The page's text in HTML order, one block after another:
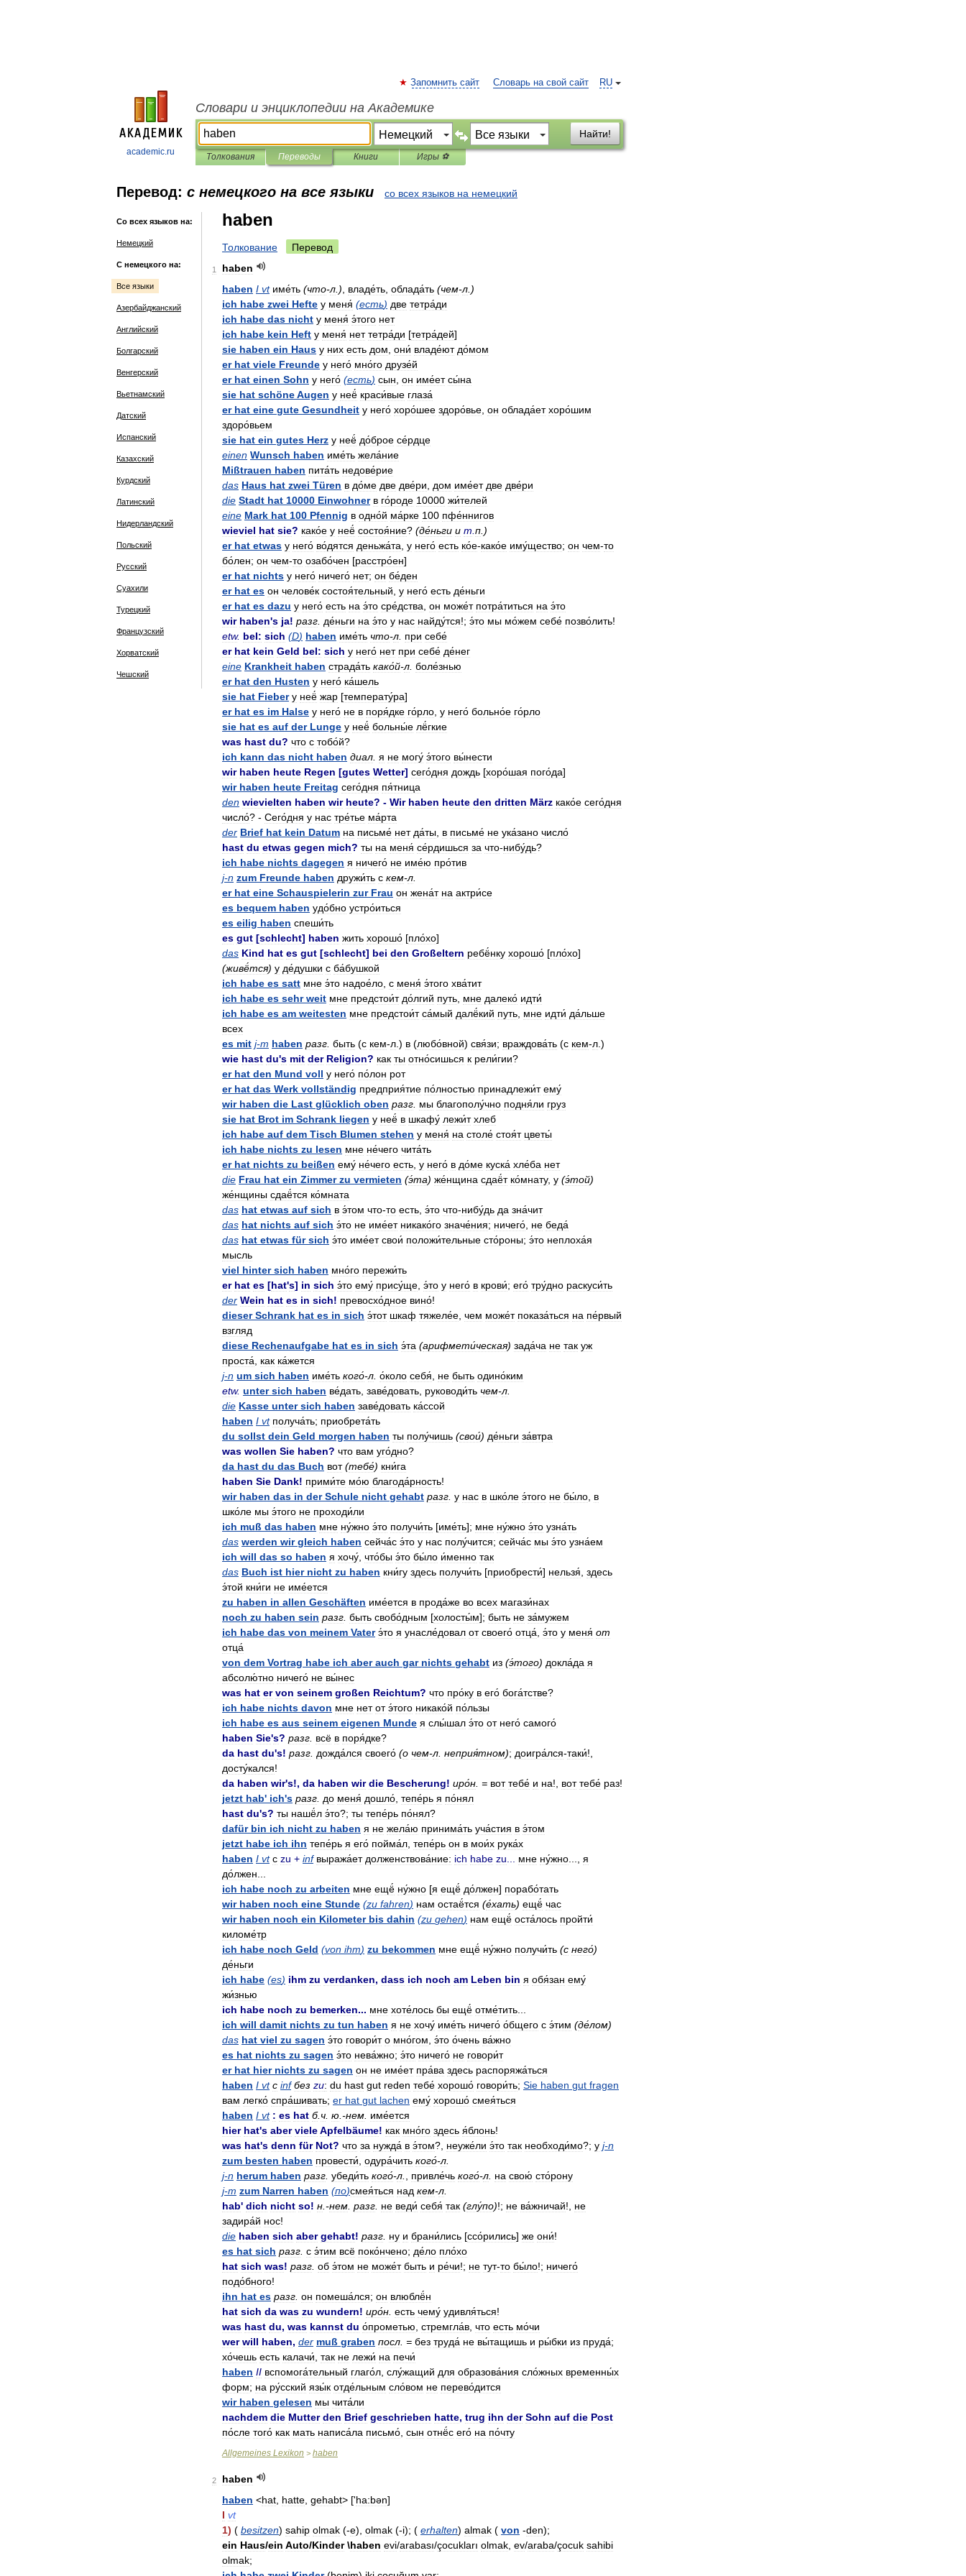
academic.ru
RU
Запомнить сайт Словарь на свой сайт
Словари и энциклопедии на Академике
Найти!
Толкования Переводы Книги Игры ⚽
Перевод: с немецкого на все языки со всех языков на немецкий
Со всех языков на:
Немецкий
С немецкого на:
Все языки
Азербайджанский
Английский
Болгарский
Венгерский
Вьетнамский
Датский
Испанский
Казахский
Курдский
Латинский
Нидерландский
Польский
Русский
Суахили
Турецкий
Французский
Хорватский
Чешский
haben
Толкование Перевод
1
haben
haben I vt име́ть (что-л .) владе́ть облада́ть (чем-л .)
ich habe zwei Hefte у меня́ (есть) две тетра́ди
ich habe das nicht у меня́ э́того нет
ich habe kein Heft у меня́ нет тетра́ди [тетра́дей]
sie haben ein Haus у них есть дом они́ владе́ют до́мом
er hat viele Freunde у него́ мно́го друзе́й
er hat einen Sohn у него́ (есть) сын он име́ет сы́на
sie hat schöneAugen у неё́ краси́вые глаза́
er hat eine gute Gesundheit у него́ хоро́шее здоро́вье он облада́ет хоро́шим
здоро́вьем
sie hat ein gutes Herz у неё́ до́брое се́рдце
einen Wunsch haben име́ть жела́ние
Mißtrauen haben пита́ть недове́рие
das Haus hat zwei Türen в до́ме две две́ри дом име́ет две две́ри
die Stadt hat 10000 Einwohner в го́роде 10000 жи́телей
eine Mark hat 100 Pfennig в одно́й ма́рке 100 пфе́ннигов
wieviel hat sie? како́е у неё́ состоя́ние? (де́ньги и m п .)
er hat etwas у него́ во́дятся деньжа́та у него́ есть ко́е-како́е иму́щество; он чем-то
бо́лен; он чем-то озабо́чен [расстро́ен]
er hat nichts у него́ ничего́ нет; он бе́ден
er hat es он челове́к состоя́тельный у него́ есть де́ньги
er hat es dazu у него́ есть на э́то сре́дства он може́т потра́титься на э́то
wir haben's ja! разг де́ньги на э́то у нас найду́тся!; э́то мы мо́жем себе́ позво́лить!
etw. beI: sich (D) haben име́ть что-л при себе́
er hat kein Geld beI: sich у него́ нет при себе́ де́нег
eine Krankheit haben страда́ть како́й-л боле́знью
er hat den Husten у него́ ка́шель
sie hat Fieber у неё́ жар [температу́ра]
er hat es im Halse у него́ не в поря́дке го́рло у него́ больно́е го́рло
sie hat es auf der Lunge у неё́ больны́е лё́гкие
was hast du? что с тобо́й?
ich kann das nicht haben диал я не могу́ э́того вы́нести
wir haben heute Regen [gutes Wetter] сего́дня дождь [хоро́шая пого́да]
wir haben heute Freitag сего́дня пя́тница
den wievielten haben wir heute? - Wir haben heute den dritten März како́е сего́дня
число́? - Сего́дня у нас тре́тье ма́рта
der Brief hat kein Datum на письме́ нет да́ты в письме́ не ука́зано число́
hast du etwas gegen mich? ты на меня́ се́рдишься за что-нибу́дь?
ich habe nichts dagegen я ничего́ не име́ю про́тив
j-n zum Freunde haben дружи́ть с кем-л
er hat eine Schauspielerin zur Frau он жена́т на актри́се
es bequem haben удо́бно устро́иться
es eilig haben спеши́ть
es gut [schlecht] haben жить хорошо́ [пло́хо]
das Kind hat es gut [schlecht] bei den Großeltern ребё́нку хорошо́ [пло́хо]
(живё́тся) у де́душки с ба́бушкой
ich habe es satt мне э́то надое́ло с меня́ э́того хва́тит
ich habe es sehr weit мне предстои́т до́лгий путь мне далеко́ идти́
ich habe es am weitesten мне предстои́т са́мый далё́кий путь мне идти́ да́льше
всех
es mit j-m haben разг быть (с кем-л .) в (любо́вной) свя́зи; враждова́ть (с кем-л .)
wie hast du's mit der Religion? как ты отно́сишься к рели́гии?
er hat den Mund voll у него́ по́лон рот
er hat das Werk vollständig предприя́тие по́лностью принадлежи́т ему́
wir haben die Last glücklich oben разг мы благополу́чно подня́ли груз
sie hat Brot im Schrank liegen у неё́ в шкафу́ лежи́т хлеб
ich habe auf dem Tisch Blumen stehen у меня́ на столе́ стоя́т цветы́
ich habe nichts zu lesen мне не́чего чита́ть
er hat nichts zu beißen ему́ не́чего есть у него́ в до́ме куска́ хле́ба нет
die Frau hat ein Zimmer zu vermieten (э́та) же́нщина сдаё́т ко́мнату, у (э́той)
же́нщины сдаё́тся ко́мната
das hat etwas auf sich в э́том что-то есть э́то что-нибу́дь да зна́чит
das hat nichts auf sich э́то не име́ет никако́го значе́ния; ничего́ не беда́
das hat etwas für sich э́то име́ет свои́ положи́тельные сто́роны; э́то неплоха́я
мысль
viel hinter sich haben мно́го пережи́ть
er hat es [hat's] in sich э́то ему́ прису́ще э́то у него́ в крови́; его́ тру́дно раскуси́ть
der Wein hat es in sich! превосхо́дное вино́!
dieser Schrank hat es in sich э́тот шкаф тяжеле́е чем може́т показа́ться на пе́рвый
взгляд
diese Rechenaufgabe hat es in sich э́та (арифмети́ческая) зада́ча не так уж
проста́
как ка́жется
j-n um sich haben име́ть кого́-л о́коло себя́ не быть одино́ким
etw. unter sich haben ве́дать заве́довать руководи́ть чем-л
die Kasse unter sich haben заве́довать ка́ссой
haben I vt получа́ть; приобрета́ть
du sollst dein Geld morgen haben ты полу́чишь (свои́) де́ньги за́втра
was wollen Sie haben? что вам уго́дно?
da hast du das Buch вот (тебе́) кни́га
haben Sie Dank! прими́те мо́ю благода́рность!
wir haben das in der Schule nicht gehabt разг у нас в шко́ле э́того не бы́ло в
шко́ле мы э́того не проходи́ли
ich muß das haben мне ну́жно э́то получи́ть [име́ть]; мне ну́жно э́то узна́ть
das werden wir gleich haben сейча́с э́то у нас полу́чится; сейча́с мы э́то узна́ем
ich will das so haben я хочу́ что́бы э́то бы́ло и́менно так
das Buch ist hier nicht zu haben кни́гу здесь получи́ть [приобрести́] нельзя́ здесь
э́той кни́ги не име́ется
zu haben in allen Geschäften име́ется в прода́же во всех магази́нах
noch zu haben sein разг быть свобо́дным [холосты́м]; быть не за́мужем
ich habe das von meinem Vater э́то я унасле́довал от своего́ отца́ э́то у меня́ от
отца́
von dem Vortrag habe ich aber auch gar nichts gehabt из (э́того) докла́да я
абсолю́тно ничего́ не вы́нес
was hat er von seinem großen Reichtum? что про́ку в его́ бога́тстве?
ich habe nichts davon мне нет от э́того никако́й по́льзы
ich habe es aus seinem eigenen Munde я слы́шал э́то от него́ самого́
haben Sie's? разг всё в поря́дке?
da hast du's! разг дожда́лся своего́ (о чем-л неприя́тном); доигра́лся-таки́!,
досту́кался!
da haben wir's!, da haben wir die Bescherung! иро́н . = вот тебе́ и на!, вот тебе́ раз!
jetzt hab' ich's разг до меня́ дошло́ тепе́рь я по́нял
hast du's? ты нашё́л э́то?; ты тепе́рь по́нял?
dafür bin ich nicht zu haben я не жела́ю принима́ть уча́стия в э́том
jetzt habe ich ihn тепе́рь я его́ пойма́л тепе́рь он в мои́х рука́х
haben I vt с zu + inf выража́ет долженствова́ние: ich habe zu мне ну́жно
я
до́лжен
ich habe noch zu arbeiten мне ещё́ ну́жно [я ещё́ до́лжен] порабо́тать
wir haben noch eine Stunde (zu fahren) нам остаё́тся (е́хать) ещё́ час
wir haben noch ein Kilometer bis dahin (zu gehen) нам ещё́ оста́лось пройти́
киломе́тр
ich habe noch Geld (von ihm) zu bekommen мне ещё́ ну́жно получи́ть (с него́)
де́ньги
ich habe (es) ihm zu verdanken, dass ich noch am Leben bin я обя́зан ему́
жи́знью
ich habe noch zu bemerken... мне хоте́лось бы ещё́ отме́тить
ich will damit nichts zu tun haben я не хочу́ име́ть ничего́ о́бщего с э́тим (де́лом)
das hat viel zu sagen э́то говори́т о мно́гом э́то о́чень ва́жно
es hat nichts zu sagen э́то нева́жно; э́то ничего́ не говори́т
er hat hier nichts zu sagen он не име́ет пра́ва здесь распоряжа́ться
haben I vt с inf без zu: du hast gut reden тебе́ хорошо́ говори́ть; Sie haben gut fragen
вам легко́ спра́шивать; er hat gut lachen ему́ хорошо́ смея́ться
haben I vt : es hat б. ч ю .-нем име́ется
hier hat's aber vieleApfelbäume! как мно́го здесь я́блонь!
was hat's denn für Not? что за нужда́ в э́том?, неуже́ли э́то так необходи́мо?; у j-n
zum besten haben провести́ одура́чить кого́-л
j-n herum haben разг убеди́ть кого́-л привле́чь кого́-л на свою́ сто́рону
j-m zum Narren haben (по)смея́ться над кем-л
hab' dich nicht so! н .-нем разг не веди́ себя́ так (глу́по)!; не ва́жничай!, не
задира́й нос!
die haben sich aber gehabt! разг ну и брани́лись [ссо́рились] же они́!
es hat sich разг с э́тим всё поко́нчено; де́ло пло́хо
hat sich was! разг об э́том не може́т быть и ре́чи!; не тут-то бы́ло!; ничего́
подо́бного!
ihn hat es разг он помеша́лся; он влюблё́н
hat sich da was zu wundern! иро́н есть чему́ удивля́ться!
was hast du, was kannst du о́прометью стремгла́в что есть мо́чи
wer will haben, der muß graben посл . = без труда́ не вы́тащишь и ры́бки из пруда́;
хо́чешь есть калачи́ так не лежи́ на печи́
haben II вспомога́тельный глаго́л слу́жащий для образова́ния сло́жных временны́х
форм; на ру́сский язы́к отде́льным сло́вом не перево́дится
wir haben gelesen мы чита́ли
nachdem die Mutter den Brief geschrieben hatte, trug ihn der Sohn auf die Post
по́сле того́ как мать написа́ла письмо́ сын отнё́с его́ на по́чту
Allgemeines Lexikon > haben
2
haben
haben <hat hatte gehabt> ['ha:bən]
I vt
1) ( besitzen) sahip olmak (-e), olmak (-i); ( erhalten) almak ( von -den);
ein Haus/ein Auto/Kinder\haben evi/arabası/çocukları olmak ev/araba/çocuk sahibi
olmak;